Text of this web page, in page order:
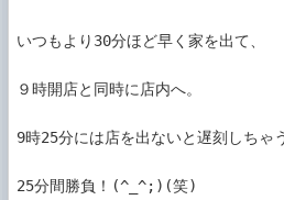
いつもより30分ほど早く家を出て、
９時開店と同時に店内へ。
9時25分には店を出ないと遅刻しちゃ
25分間勝負！(^_^;)(笑)